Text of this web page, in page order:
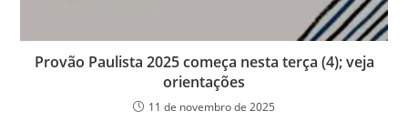
Provão Paulista 2025 começa nesta terça (4); veja
orientações
11 de novembro de 2025